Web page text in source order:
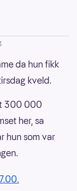
da hun fikk
kveld.
300 000
her, sa
hun som var